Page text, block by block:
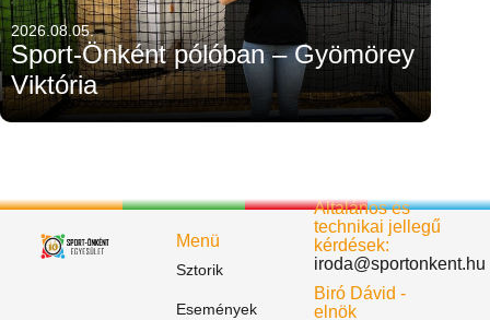
2026.08.05.
Sport-Önként pólóban – Gyömörey
Viktória
Menü
Sztorik
Események
Általános és
technikai jellegű
kérdések:
iroda@sportonkent.hu
Biró Dávid -
elnök